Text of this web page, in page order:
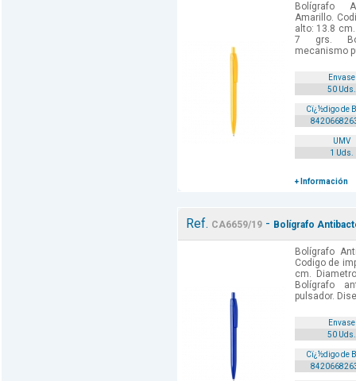
Bolígrafo
Amarillo.
alto: 13.8
7 grs.
mecanismo
Envase
50 Uds.
Cï¿½digo de
UMV
1 Uds.
+ Información
Ref. CA6659/19- Bolígrafo
Bolígrafo
Codigo de
cm.
Bolígrafo
pulsador.
Envase
50 Uds.
Cï¿½digo de